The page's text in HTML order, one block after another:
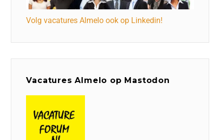
Volg vacatures Almelo ook op Linkedin!
Vacatures Almelo op Mastodon